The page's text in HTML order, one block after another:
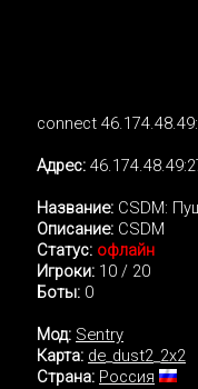
connect
Адрес:
Название: CSDM:
Описание: CSDM
Статус: офлайн
Игроки: 10 / 20
Боты: 0
Мод: Sentry
Карта: de_dust2_2x2
Страна: Россия